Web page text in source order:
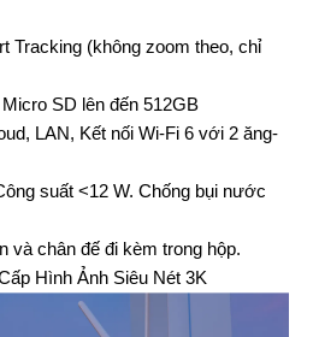
Tracking (không zoom theo, chỉ
SD lên đến 512GB
LAN, Kết nối Wi-Fi 6 với 2 ăng-
suất <12 W. Chống bụi nước
và chân đế đi kèm trong hộp.
Hình Ảnh Siêu Nét 3K